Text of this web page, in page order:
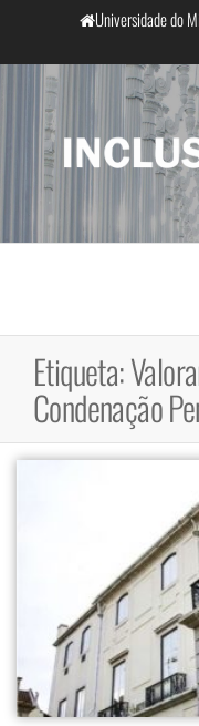
o
conteúdo
Universidade do
InclusiveCourts
Etiqueta:
Condenação